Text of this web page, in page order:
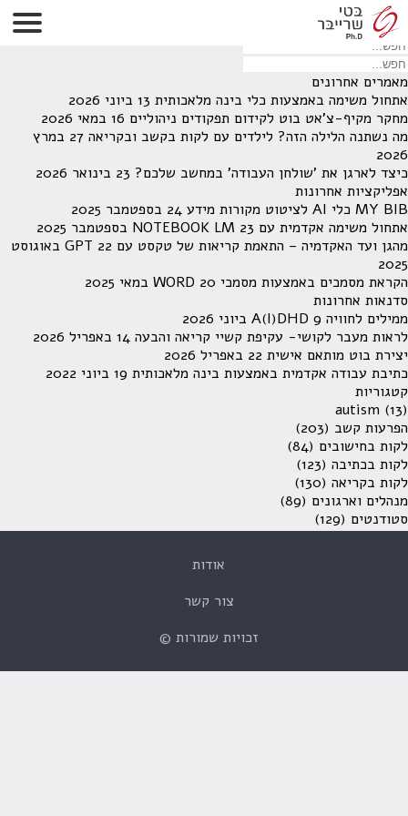
לא נמצאו תוצאות תחת קטגוריה זו.
מחפש משהו מסויים? השתמש בחיפוש
מאמרים אחרונים
אתחול משימה באמצעות כלי בינה מלאכותית 13 ביוני 2026
מחקר מקיף-צ'אט בוט לקידום תפקודים ניהוליים 16 במאי 2026
מה נשתנה הלילה הזה? לילדים עם לקות בקשב ובקריאה
27 במרץ
2026
כיצד לארגן את 'שולחן העבודה' במחשב שלכם? 23 בינואר 2026
אפליקציות אחרונות
MY BIB כלי AI לציטוט מקורות מידע
24 בספטמבר 2025
אתחול משימה אקדמית עם NOTEBOOK LM 23 בספטמבר 2025
מהגן ועד האקדמיה – התאמת קריאות של טקסט עם GPT
22 באוגוסט
2025
הקראת מסמכים באמצעות מסמכי WORD 20 במאי 2025
סדנאות אחרונות
ממילים לחוויה A(I)DHD 9 ביוני 2026
לראות מעבר לקושי- עקיפת קשיי קריאה והבעה 14 באפריל 2026
יצירת בוט מותאם אישית 22 באפריל 2026
כתיבת עבודה אקדמית באמצעות בינה מלאכותית 19 ביוני 2022
קטגוריות
autism (13)
הפרעות קשב (203)
לקות בחישובים (84)
לקות בכתיבה (123)
לקות בקריאה (130)
מנהלים וארגונים (89)
סטודנטים (129)
אודות
צור קשר
זכויות שמורות ©